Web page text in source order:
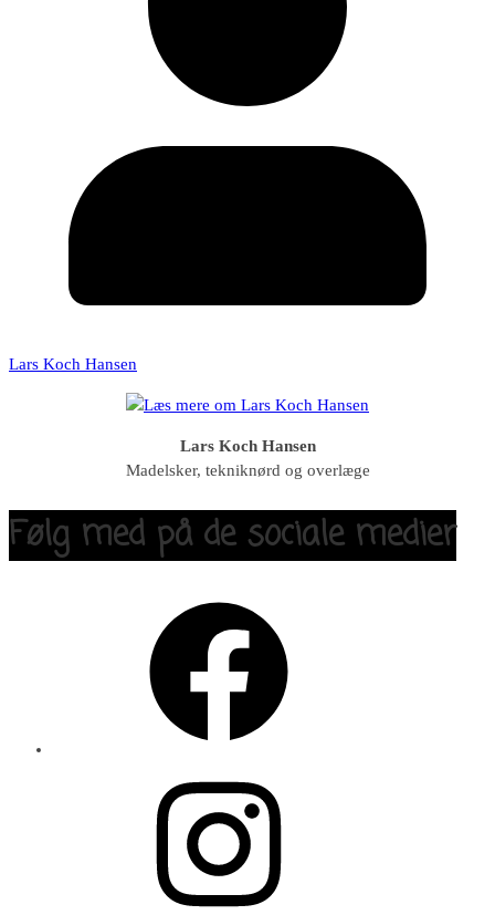
Lars Koch Hansen
Lars Koch Hansen
Madelsker, tekniknørd og overlæge
Følg med på de sociale medier